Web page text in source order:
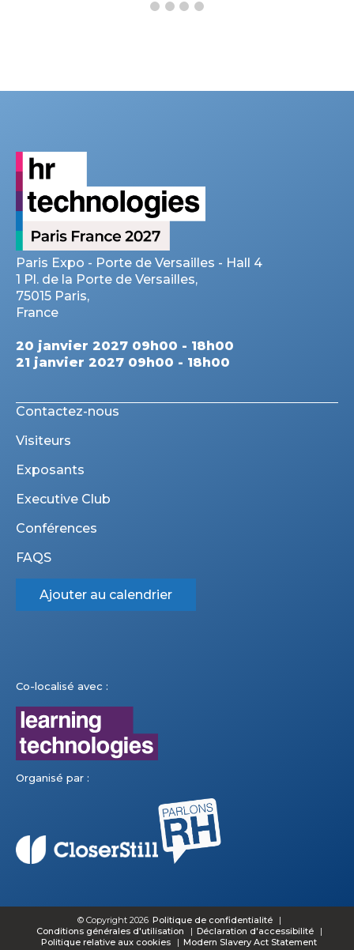
Paris Expo - Porte de Versailles - Hall 4
1 Pl. de la Porte de Versailles,
75015 Paris,
France
20 janvier 2027 09h00 - 18h00
21 janvier 2027 09h00 - 18h00
Contactez-nous
Visiteurs
Exposants
Executive Club
Conférences
FAQS
Ajouter au calendrier
Co-localisé avec :
Organisé par :
© Copyright 2026 Politique de confidentialité
Conditions générales d'utilisation
Déclaration d'accessibilité
Politique relative aux cookies
Modern Slavery Act Statement